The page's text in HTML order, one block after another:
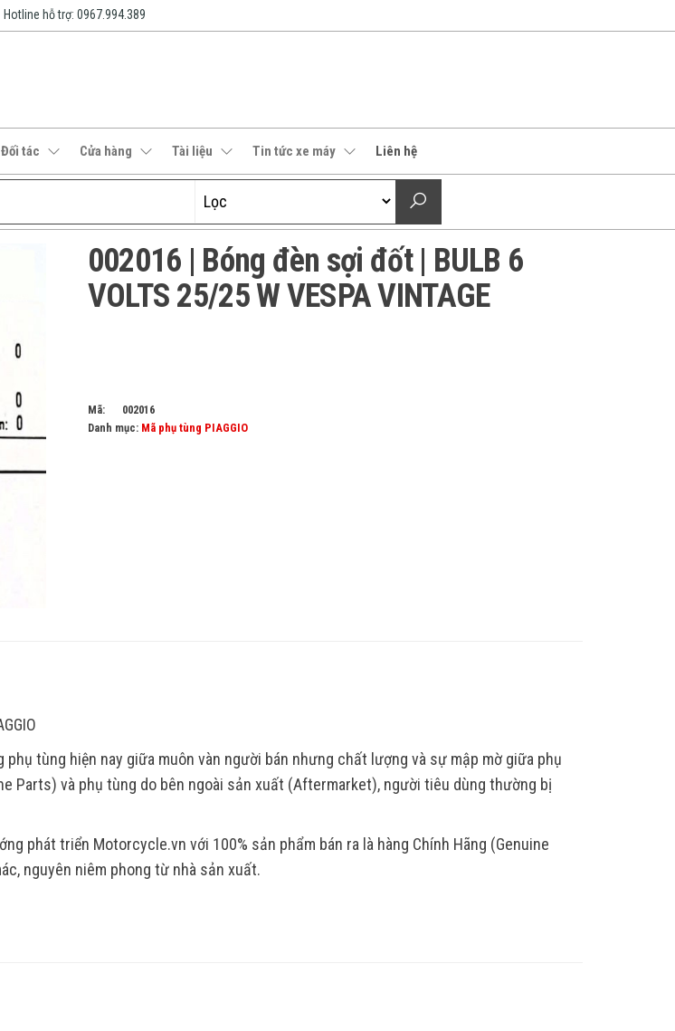
Hotline hỗ trợ: 0967.994.389
Đối tác Cửa hàng Tài liệu Tin tức xe máy Liên hệ
002016 | Bóng đèn sợi đốt | BULB 6
VOLTS 25/25 W VESPA VINTAGE
Mã:
002016
Danh mục: Mã phụ tùng PIAGGIO
tùng hiện nay giữa muôn vàn người bán nhưng chất lượng và sự mập mờ giữa phụ
Parts) và phụ tùng do bên ngoài sản xuất (Aftermarket), người tiêu dùng thường bị
phát triển Motorcycle.vn với 100% sản phẩm bán ra là hàng Chính Hãng (Genuine
nguyên niêm phong từ nhà sản xuất.